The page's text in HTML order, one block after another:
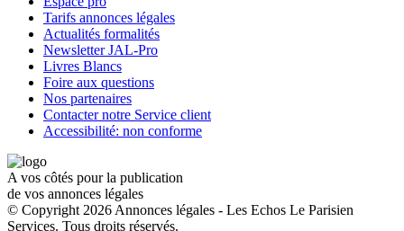
Tarifs annonces légales
Actualités formalités
Newsletter JAL-Pro
Livres Blancs
Foire aux questions
Nos partenaires
Contacter notre Service client
Accessibilité: non conforme
A vos côtés pour la publication
de vos annonces légales
© Copyright 2026 Annonces légales - Les Echos Le Parisien
Services. Tous droits réservés.